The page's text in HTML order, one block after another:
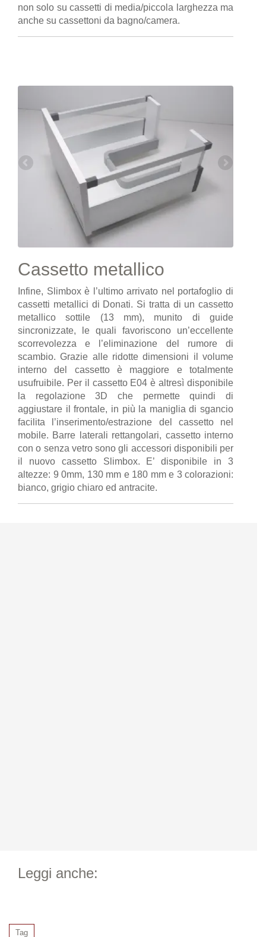
non solo su cassetti di media/piccola larghezza ma
anche su cassettoni da bagno/camera.
Cassetto metallico
Infine, Slimbox è l’ultimo arrivato nel portafoglio di
cassetti metallici di Donati. Si tratta di un cassetto
metallico sottile (13 mm), munito di guide
sincronizzate, le quali favoriscono un’eccellente
scorrevolezza e l’eliminazione del rumore di
scambio. Grazie alle ridotte dimensioni il volume
interno del cassetto è maggiore e totalmente
usufruibile. Per il cassetto E04 è altresì disponibile
la regolazione 3D che permette quindi di
aggiustare il frontale, in più la maniglia di sgancio
facilita l’inserimento/estrazione del cassetto nel
mobile. Barre laterali rettangolari, cassetto interno
con o senza vetro sono gli accessori disponibili per
il nuovo cassetto Slimbox. E’ disponibile in 3
altezze: 9 0mm, 130 mm e 180 mm e 3 colorazioni:
bianco, grigio chiaro ed antracite.
Leggi anche:
Tag